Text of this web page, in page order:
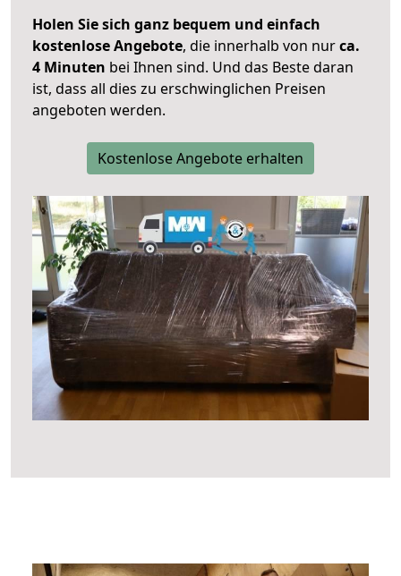
Holen Sie sich ganz bequem und einfach
kostenlose Angebote, die innerhalb von nurca.
4 Minuten bei Ihnen sind. Und das Beste daran
ist, dass all dies zu erschwinglichen Preisen
angeboten werden.
Kostenlose Angebote erhalten